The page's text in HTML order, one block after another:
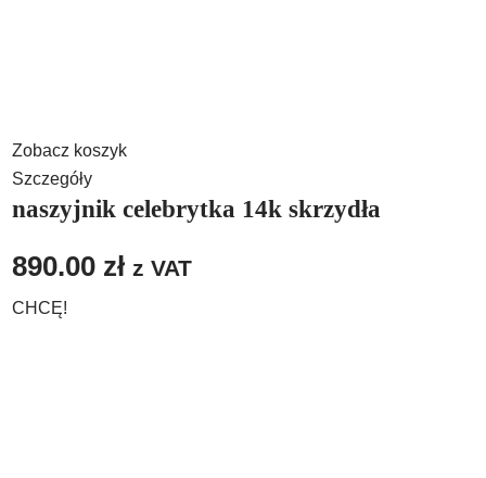
Zobacz koszyk
Szczegóły
naszyjnik celebrytka 14k skrzydła
890.00 zł z VAT
CHCĘ!